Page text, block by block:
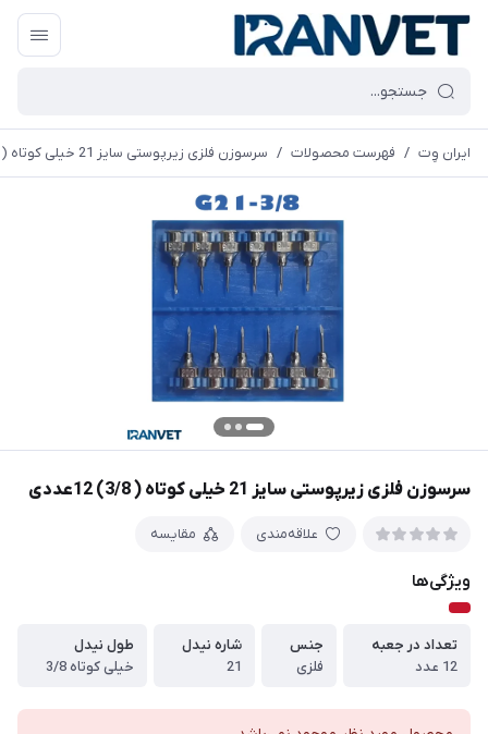
ایران وِت / فهرست محصولات / سرسوزن فلزی زیرپوستی سایز 21 خیلی کوتاه ( 3/8) 12عددی
سرسوزن فلزی زیرپوستی سایز 21 خیلی کوتاه ( 3/8) 12عددی
علاقه‌مندی مقایسه
ویژگی‌ها
تعداد در جعبه
12 عدد
جنس
فلزی
شاره نیدل
21
طول نیدل
خیلی کوتاه 3/8